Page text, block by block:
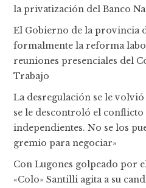
la privatización del Banco
El Gobierno de la provincia
formalmente la reforma
reuniones presenciales del
Trabajo
La desregulación se le
se le descontroló el conflicto
independientes. No se los
gremio para negociar»
Con Lugones golpeado por
«Colo» Santilli agita a su